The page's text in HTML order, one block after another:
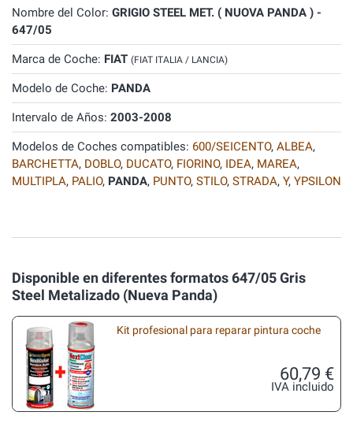
Nombre del Color: GRIGIO STEEL MET. ( NUOVA PANDA ) -
647/05
Marca de Coche: FIAT (FIAT ITALIA / LANCIA)
Modelo de Coche: PANDA
Intervalo de Años: 2003-2008
Modelos de Coches compatibles: 600/SEICENTO, ALBEA,
BARCHETTA, DOBLO, DUCATO, FIORINO, IDEA, MAREA,
MULTIPLA, PALIO, PANDA, PUNTO, STILO, STRADA, Y, YPSILON
Disponible en diferentes formatos 647/05 Gris
Steel Metalizado (Nueva Panda)
Kit profesional para reparar pintura coche
60,79 €
IVA incluido